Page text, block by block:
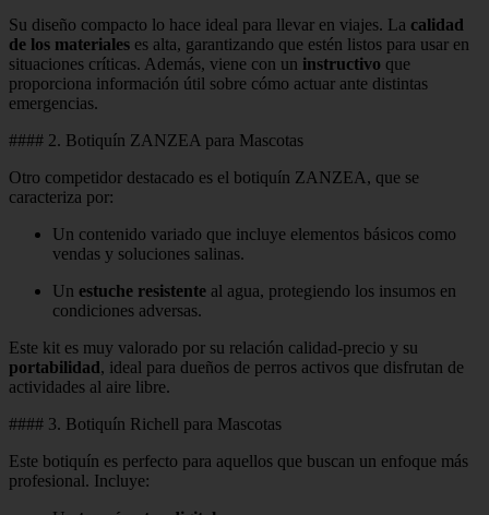
Su diseño compacto lo hace ideal para llevar en viajes. La calidad
de los materiales es alta, garantizando que estén listos para usar en
situaciones críticas. Además, viene con un instructivo que
proporciona información útil sobre cómo actuar ante distintas
emergencias.
#### 2. Botiquín ZANZEA para Mascotas
Otro competidor destacado es el botiquín ZANZEA, que se
caracteriza por:
Un contenido variado que incluye elementos básicos como
vendas y soluciones salinas.
Un estuche resistente al agua, protegiendo los insumos en
condiciones adversas.
Este kit es muy valorado por su relación calidad-precio y su
portabilidad, ideal para dueños de perros activos que disfrutan de
actividades al aire libre.
#### 3. Botiquín Richell para Mascotas
Este botiquín es perfecto para aquellos que buscan un enfoque más
profesional. Incluye: